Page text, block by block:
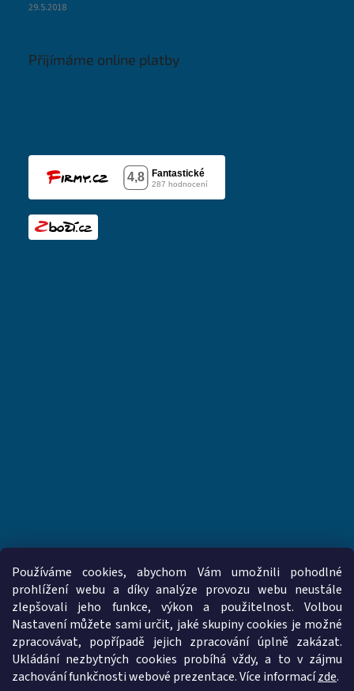
Používáme cookies, abychom Vám umožnili pohodlné
prohlížení webu a díky analýze provozu webu neustále
zlepšovali jeho funkce, výkon a použitelnost. Volbou
Nastavení můžete sami určit, jaké skupiny cookies je možné
zpracovávat, popřípadě jejich zpracování úplně zakázat.
Ukládání nezbytných cookies probíhá vždy, a to v zájmu
zachování funkčnosti webové prezentace. Více informacízde.
29.5.2018
Přijímáme online platby
www.vzduchotechnika-ventilatory.cz www.palmat.cz